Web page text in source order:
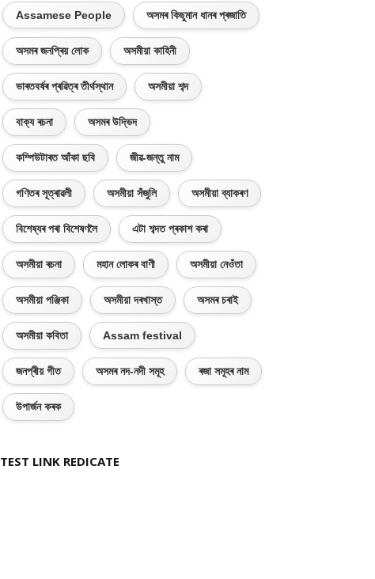
Assamese People অসমৰ কিছুমান ধানৰ প্ৰজাতি
অসমৰ জনপ্ৰিয় লোক অসমীয়া কাহিনী
ভাৰতবৰ্ষৰ প্ৰৱিত্ৰ তীৰ্থস্থান অসমীয়া শব্দ
বাক্য ৰচনা অসমৰ উদ্ভিদ
কম্পিউটাৰত আঁকা ছবি জীৱ-জন্তু নাম
গণিতৰ সূত্ৰাৱলী অসমীয়া সঁজুলি অসমীয়া ব্যাকৰণ
বিশেষ্যৰ পৰা বিশেষণলৈ এটা শব্দত প্ৰকাশ কৰা
অসমীয়া ৰচনা মহান লোকৰ বাণী অসমীয়া নেওঁতা
অসমীয়া পঞ্জিকা অসমীয়া দৰখাস্ত অসমৰ চৰাই
অসমীয়া কবিতা Assam festival
জনপ্ৰীয় গীত অসমৰ নদ-নদী সমূহ ৰজা সমূহৰ নাম
উপাৰ্জন কৰক
TEST LINK REDICATE